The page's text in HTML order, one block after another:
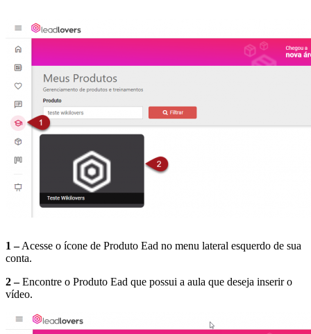
1 –Acesse o ícone de Produto Ead no menu lateral esquerdo de sua
conta.
2 –Encontre o Produto Ead que possui a aula que deseja inserir o
vídeo.